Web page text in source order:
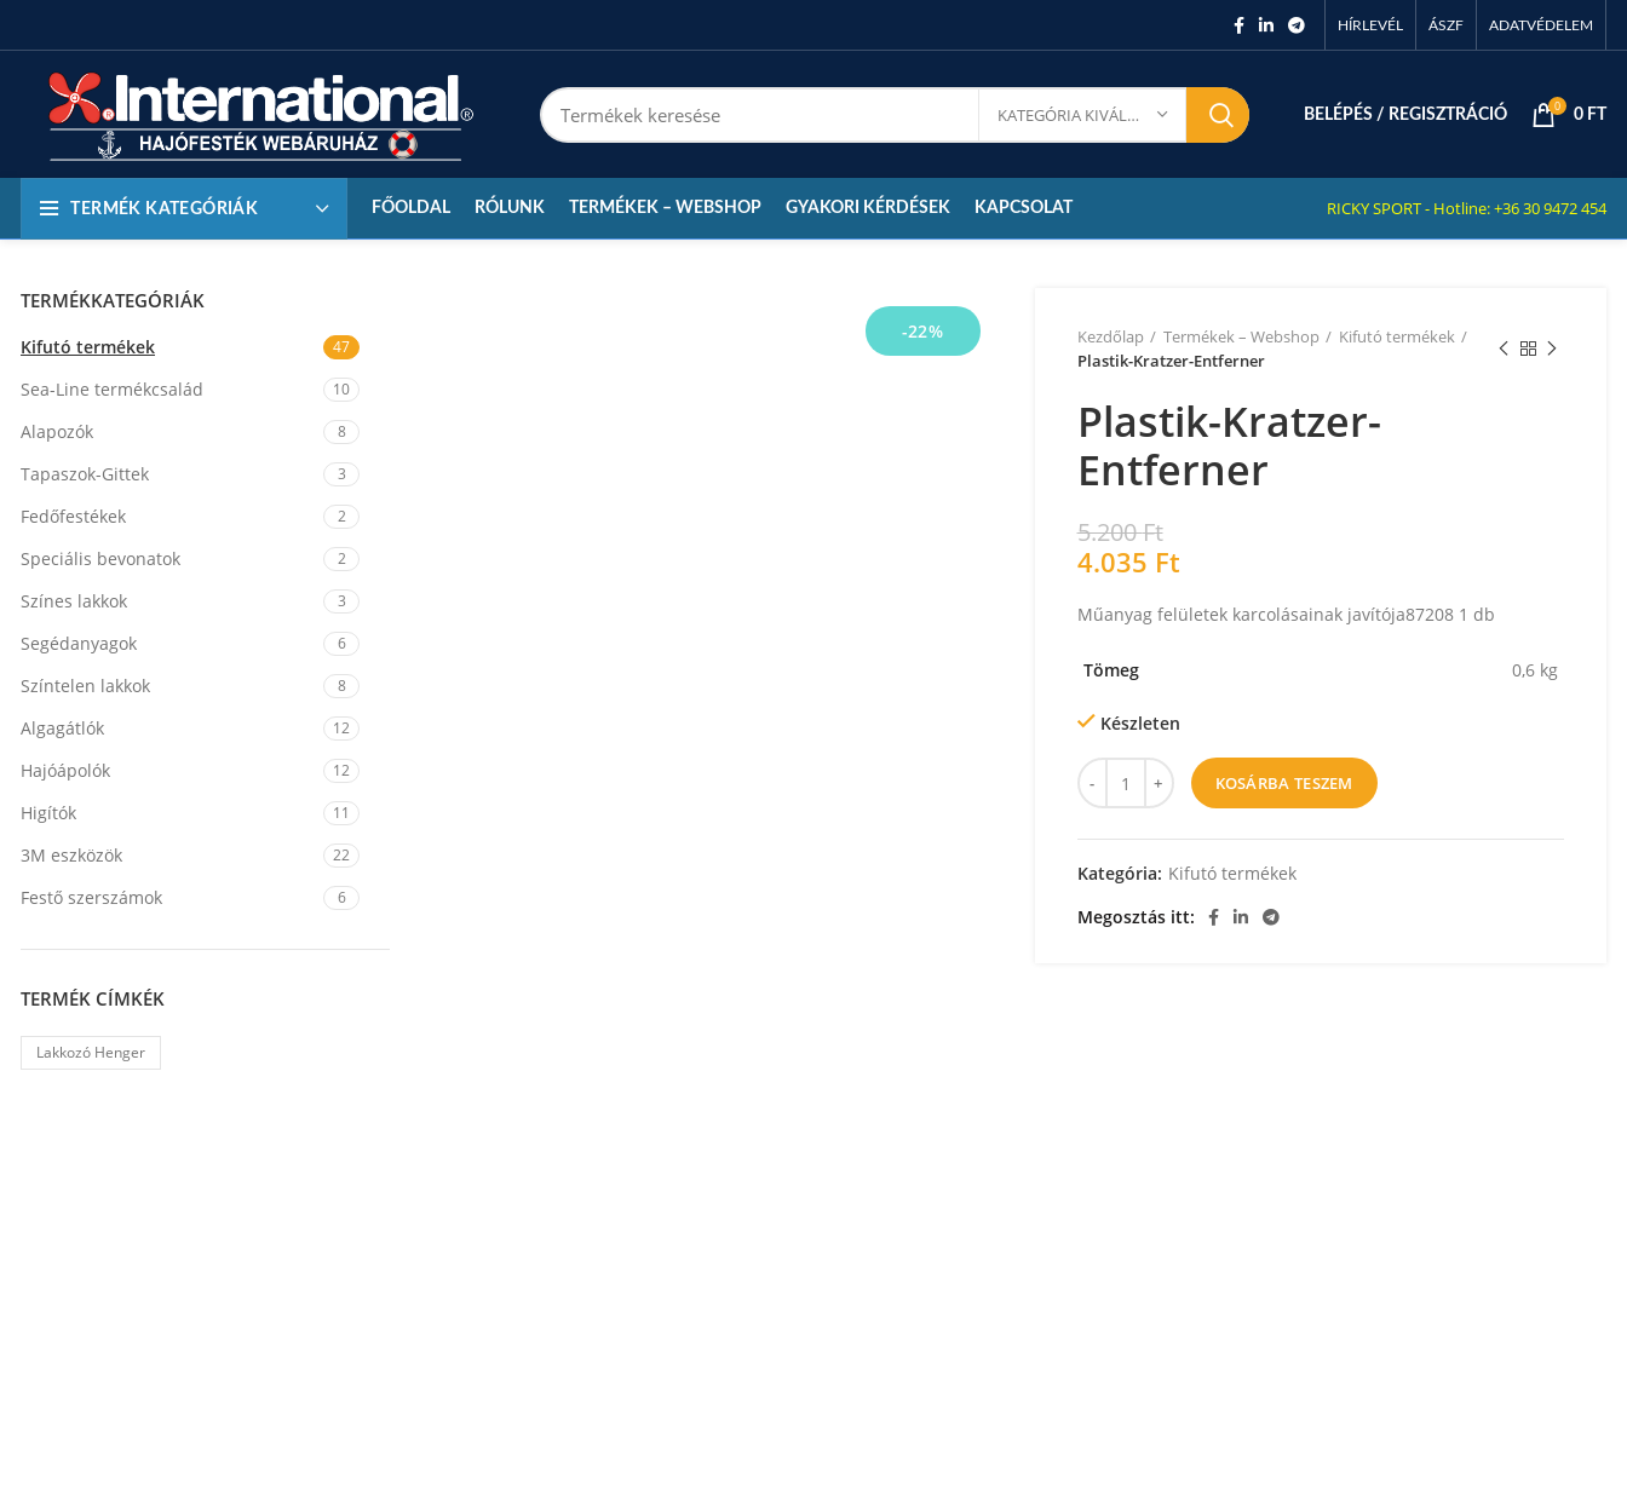
HÍRLEVÉL ÁSZF ADATVÉDELEM
KATEGÓRIA KIVÁLASZTÁSA BELÉPÉS / REGISZTRÁCIÓ
0
0 FT
TERMÉK KATEGÓRIÁK FŐOLDAL RÓLUNK TERMÉKEK – WEBSHOP GYAKORI KÉRDÉSEK KAPCSOLAT RICKY SPORT - Hotline: +36 30 9472 454
-22% Kezdőlap Termékek – Webshop
Kifutó termékek
Plastik-Kratzer-Entferner
Plastik-Kratzer-
Entferner
5.200Ft
4.035 Ft
Műanyag felületek karcolásainak javítója87208 1 db
Tömeg 0,6 kg
Készleten
KOSÁRBA TESZEM
Kategória: Kifutó termékek
Megosztás itt
TERMÉKKATEGÓRIÁK
Kifutó termékek 47
Sea-Line termékcsalád 10
Alapozók 8
Tapaszok-Gittek 3
Fedőfestékek 2
Speciális bevonatok 2
Színes lakkok 3
Segédanyagok 6
Színtelen lakkok 8
Algagátlók 12
Hajóápolók 12
Higítók 11
3M eszközök 22
Festő szerszámok 6
TERMÉK CÍMKÉK
Lakkozó Henger